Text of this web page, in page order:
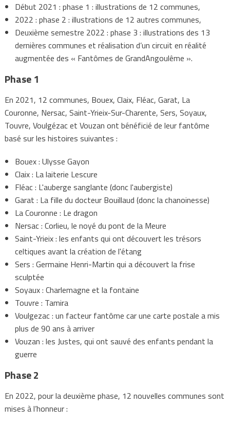
Début 2021 : phase 1 : illustrations de 12 communes,
2022 : phase 2 : illustrations de 12 autres communes,
Deuxième semestre 2022 : phase 3 : illustrations des 13
dernières communes et réalisation d’un circuit en réalité
augmentée des « Fantômes de GrandAngoulême ».
Phase 1
En 2021, 12 communes, Bouex, Claix, Fléac, Garat, La
Couronne, Nersac, Saint-Yrieix-Sur-Charente, Sers, Soyaux,
Touvre, Voulgézac et Vouzan ont bénéficié de leur fantôme
basé sur les histoires suivantes :
Bouex : Ulysse Gayon
Claix : La laiterie Lescure
Fléac : L'auberge sanglante (donc l'aubergiste)
Garat : La fille du docteur Bouillaud (donc la chanoinesse)
La Couronne : Le dragon
Nersac : Corlieu, le noyé du pont de la Meure
Saint-Yrieix : les enfants qui ont découvert les trésors
celtiques avant la création de l'étang
Sers : Germaine Henri-Martin qui a découvert la frise
sculptée
Soyaux : Charlemagne et la fontaine
Touvre : Tamira
Voulgezac : un facteur fantôme car une carte postale a mis
plus de 90 ans à arriver
Vouzan : les Justes, qui ont sauvé des enfants pendant la
guerre
Phase 2
En 2022, pour la deuxième phase, 12 nouvelles communes sont
mises à l’honneur :